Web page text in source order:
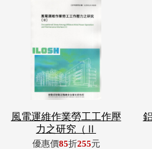
風電運維作業勞工工作壓
力之研究（Ⅱ
優惠價85折255元